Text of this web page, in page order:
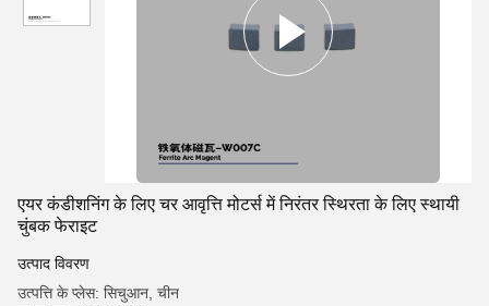
एयर कंडीशनिंग के लिए चर आवृत्ति मोटर्स में निरंतर स्थिरता के लिए स्थायी
चुंबक फेराइट
उत्पाद विवरण
उत्पत्ति के प्लेस: सिचुआन, चीन